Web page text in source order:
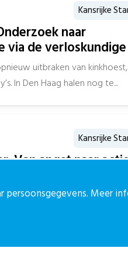
Kansrijke
naar
via de verloskundige
uitbraken van kinkhoest,
In Den Haag halen nog te...
Kansrijke
Van angst naar
II
3. Praktische Meer